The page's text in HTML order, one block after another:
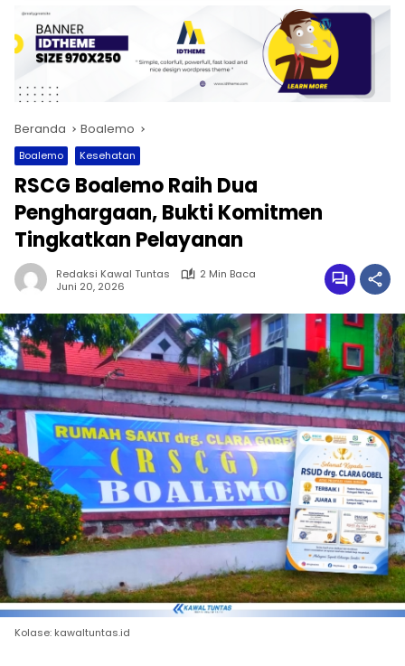
Beranda Boalemo
Boalemo Kesehatan
RSCG Boalemo Raih Dua
Penghargaan, Bukti Komitmen
Tingkatkan Pelayanan
Redaksi Kawal Tuntas
2 Min Baca
Juni 20, 2026
Kolase: kawaltuntas.id